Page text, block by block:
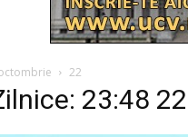
22
23:48